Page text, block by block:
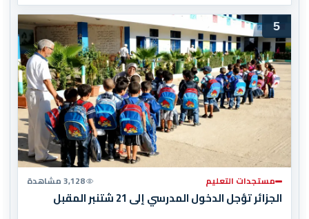
5
مستجدات التعليم 3,128 مشاهدة
الجزائر تؤجل الدخول المدرسي إلى 21 شتنبر المقبل